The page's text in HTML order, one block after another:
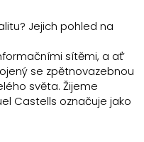
Jejich pohled na
sítěmi, a ať’
se zpětnovazebnou
světa. Žijeme
Castells označuje jako